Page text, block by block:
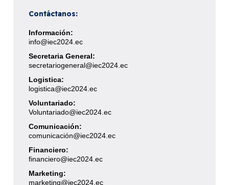
Contáctanos:
Información:
info@iec2024.ec
Secretaria General:
secretariogeneral@iec2024.ec
Logistica:
logistica@iec2024.ec
Voluntariado:
Voluntariado@iec2024.ec
Comunicación:
comunicación@iec2024.ec
Financiero:
financiero@iec2024.ec
Marketing:
marketing@iec2024.ec